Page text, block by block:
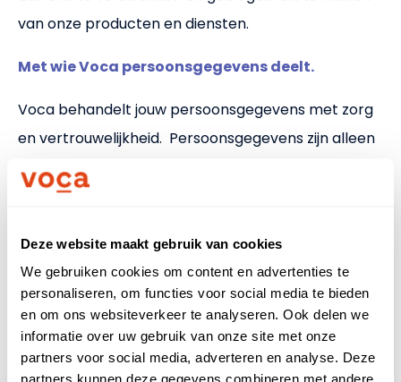
Deze website maakt gebruik van cookies
We gebruiken cookies om content en advertenties te
personaliseren, om functies voor social media te bieden
en om ons websiteverkeer te analyseren. Ook delen we
informatie over uw gebruik van onze site met onze
partners voor social media, adverteren en analyse. Deze
van onze producten en diensten.
Met wie Voca persoonsgegevens deelt.
Voca behandelt jouw persoonsgegevens met zorg
en vertrouwelijkheid. Persoonsgegevens zijn alleen
beschikbaar voor medewerkers van Voca voor
zover dat noodzakelijk is voor het verlenen van
Voca deelt buiten het platform met niemand
anders jouw persoonsgegevens.
We zullen persoonsgegevens niet zonder
voorafgaande toestemming aan derden